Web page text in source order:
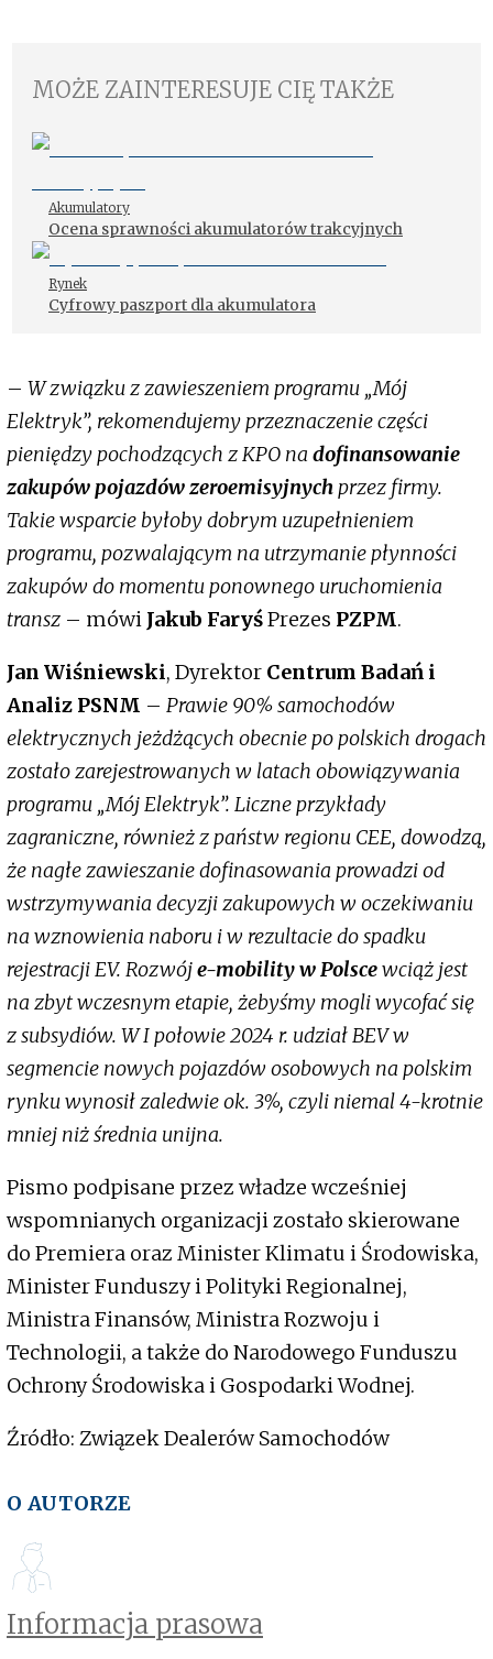
MOŻE ZAINTERESUJE CIĘ TAKŻE
Akumulatory
Ocena sprawności akumulatorów trakcyjnych
Rynek
Cyfrowy paszport dla akumulatora
– W związku z zawieszeniem programu „Mój
Elektryk”, rekomendujemy przeznaczenie części
pieniędzy pochodzących z KPO na dofinansowanie
zakupów pojazdów zeroemisyjnychprzez firmy.
Takie wsparcie byłoby dobrym uzupełnieniem
programu, pozwalającym na utrzymanie płynności
zakupów do momentu ponownego uruchomienia
transz – mówi Jakub FaryśPrezes PZPM.
Jan Wiśniewski, Dyrektor Centrum Badań i
Analiz PSNM – Prawie 90% samochodów
elektrycznych jeżdżących obecnie po polskich drogach
zostało zarejestrowanych w latach obowiązywania
programu „Mój Elektryk”. Liczne przykłady
zagraniczne, również z państw regionu CEE, dowodzą,
że nagłe zawieszanie dofinasowania prowadzi od
wstrzymywania decyzji zakupowych w oczekiwaniu
na wznowienia naboru i w rezultacie do spadku
rejestracji EV. Rozwóje-mobility w Polscewciąż jest
na zbyt wczesnym etapie, żebyśmy mogli wycofać się
z subsydiów. W I połowie 2024 r. udział BEV w
segmencie nowych pojazdów osobowych na polskim
rynku wynosił zaledwie ok. 3%, czyli niemal 4-krotnie
mniej niż średnia unijna.
Pismo podpisane przez władze wcześniej
wspomnianych organizacji zostało skierowane
do Premiera oraz Minister Klimatu i Środowiska,
Minister Funduszy i Polityki Regionalnej,
Ministra Finansów, Ministra Rozwoju i
Technologii, a także do Narodowego Funduszu
Ochrony Środowiska i Gospodarki Wodnej.
Źródło: Związek Dealerów Samochodów
O AUTORZE
Informacja prasowa